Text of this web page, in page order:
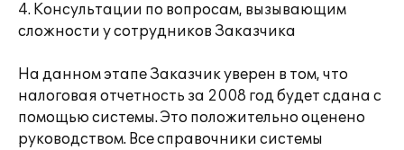
4. Консультации по вопросам, вызывающим
сложности у сотрудников Заказчика
На данном этапе Заказчик уверен в том, что
налоговая отчетность за 2008 год будет сдана с
помощью системы. Это положительно оценено
руководством. Все справочники системы